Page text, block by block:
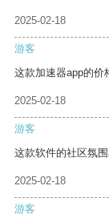
2025-02-18
游客
这款加速器app的价
2025-02-18
游客
这款软件的社区氛
2025-02-18
游客